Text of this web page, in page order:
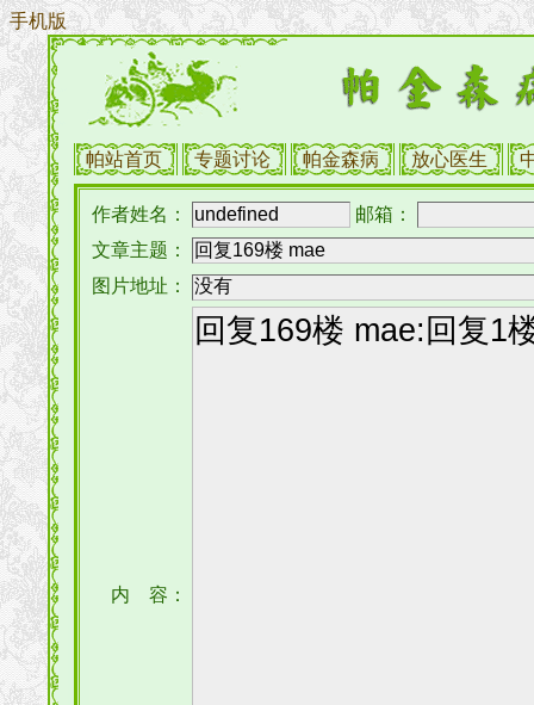
手机版
帕站首页 专题讨论 帕金森病 放心医生
作者姓名：
邮箱：
文章主题：
图片地址：
内 容：